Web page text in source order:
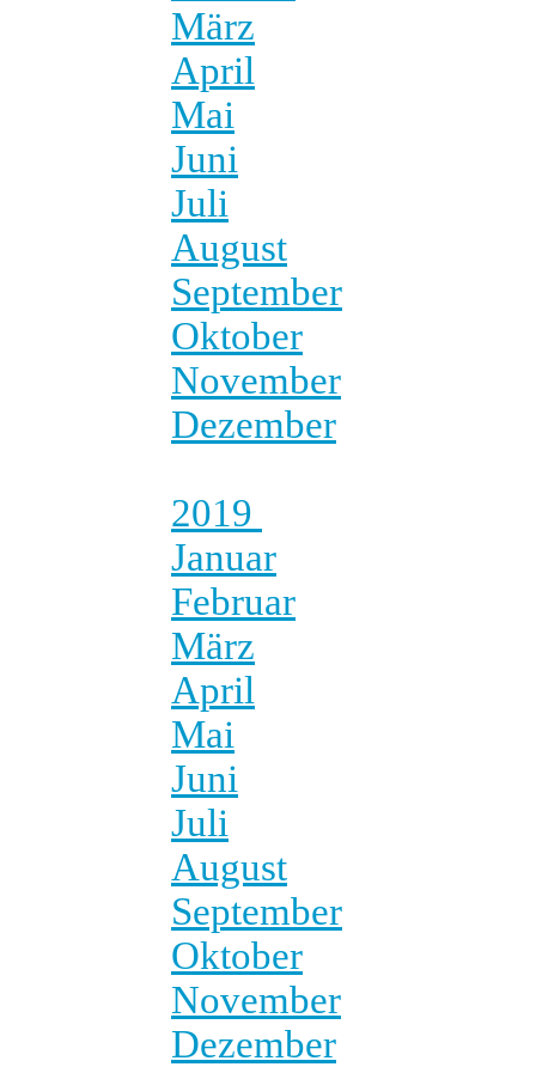
März
April
Mai
Juni
Juli
August
September
Oktober
November
Dezember
2019
Januar
Februar
März
April
Mai
Juni
Juli
August
September
Oktober
November
Dezember